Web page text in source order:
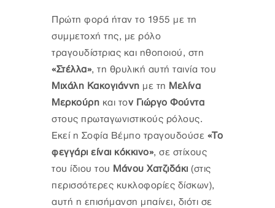
Πρώτη φορά ήταν το 1955 με τη
συμμετοχή της, με ρόλο
τραγουδίστριας και ηθοποιού, στη
«Στέλλα», τη θρυλική αυτή ταινία του
Μιχάλη Κακογιάννη με τη Μελίνα
Μερκούρη και τον Γιώργο Φούντα
στους πρωταγωνιστικούς ρόλους.
Εκεί η Σοφία Βέμπο τραγουδούσε «Το
φεγγάρι είναι κόκκινο», σε στίχους
του ίδιου του Μάνου Χατζιδάκι (στις
περισσότερες κυκλοφορίες δίσκων),
αυτή η επισήμανση μπαίνει, διότι σε